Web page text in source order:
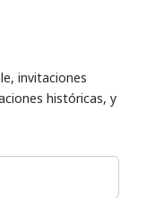
invitaciones
históricas, y